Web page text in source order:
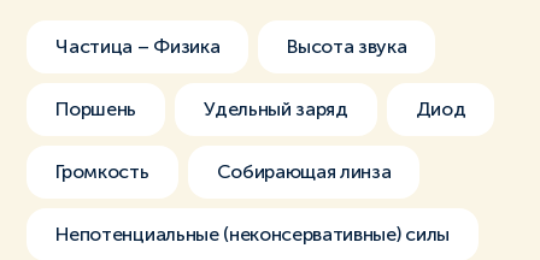
Частица – Физика Высота звука
Поршень Удельный заряд Диод
Громкость Собирающая линза
Непотенциальные (неконсервативные) силы